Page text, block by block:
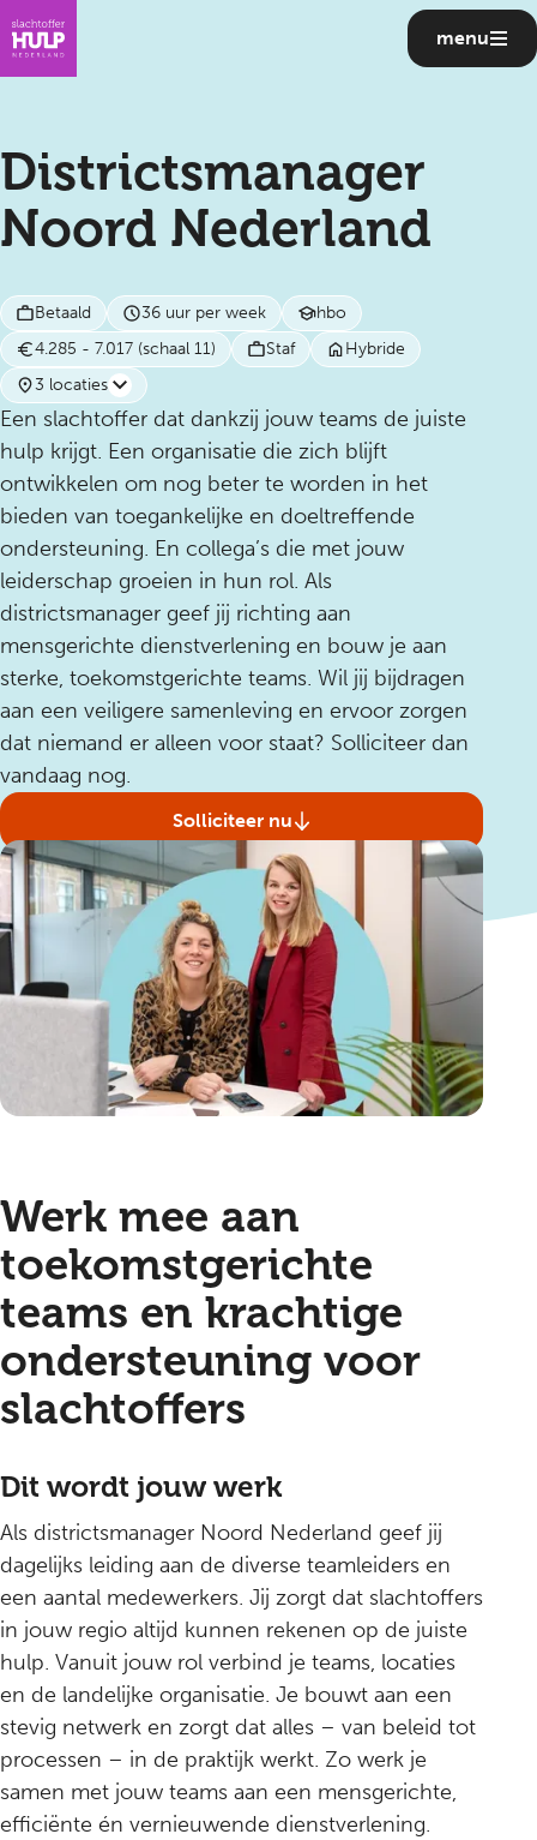
menu
Districtsmanager
Noord Nederland
Betaald 36 uur per week
hbo
4.285 - 7.017 (schaal 11)
Staf
Hybride
3 locaties
Een slachtoffer dat dankzij jouw teams de juiste
hulp krijgt. Een organisatie die zich blijft
ontwikkelen om nog beter te worden in het
bieden van toegankelijke en doeltreffende
ondersteuning. En collega’s die met jouw
leiderschap groeien in hun rol. Als
districtsmanager geef jij richting aan
mensgerichte dienstverlening en bouw je aan
sterke, toekomstgerichte teams. Wil jij bijdragen
aan een veiligere samenleving en ervoor zorgen
dat niemand er alleen voor staat? Solliciteer dan
vandaag nog.
Solliciteer nu
Werk mee aan
toekomstgerichte
teams en krachtige
ondersteuning voor
slachtoffers
Dit wordt jouw werk
Als districtsmanager Noord Nederland geef jij
dagelijks leiding aan de diverse teamleiders en
een aantal medewerkers. Jij zorgt dat slachtoffers
in jouw regio altijd kunnen rekenen op de juiste
hulp. Vanuit jouw rol verbind je teams, locaties
en de landelijke organisatie. Je bouwt aan een
stevig netwerk en zorgt dat alles – van beleid tot
processen – in de praktijk werkt. Zo werk je
samen met jouw teams aan een mensgerichte,
efficiënte én vernieuwende dienstverlening.